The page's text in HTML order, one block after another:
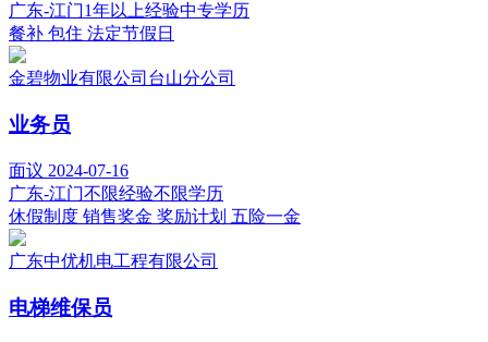
广东-江门1年以上经验中专学历
餐补 包住 法定节假日
金碧物业有限公司台山分公司
业务员
面议 2024-07-16
广东-江门不限经验不限学历
休假制度 销售奖金 奖励计划 五险一金
广东中优机电工程有限公司
电梯维保员